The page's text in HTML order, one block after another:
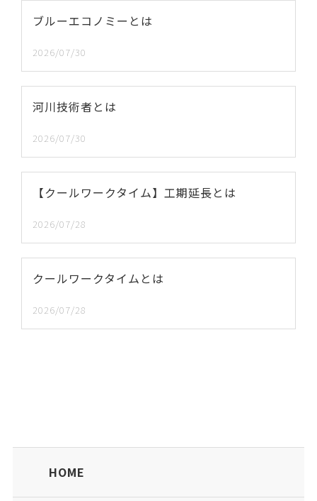
ブルーエコノミーとは
2026/07/30
河川技術者とは
2026/07/30
【クールワークタイム】工期延長とは
2026/07/28
クールワークタイムとは
2026/07/28
HOME